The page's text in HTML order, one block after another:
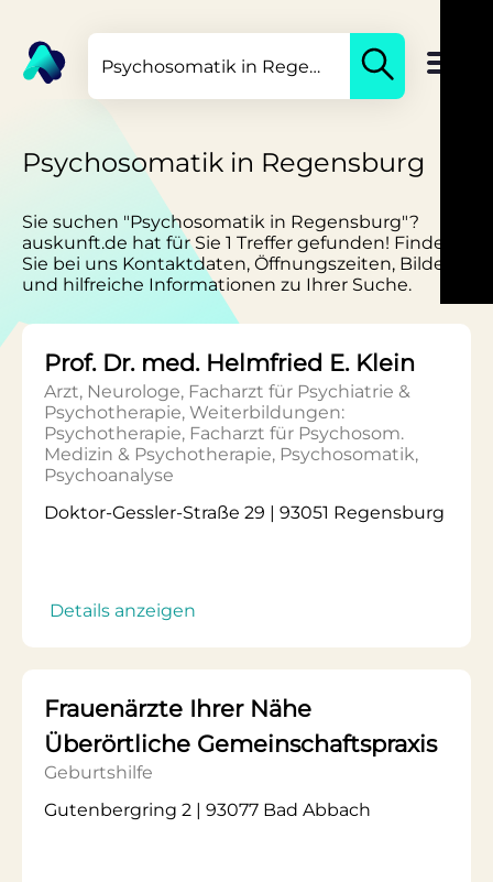
Psychosomatik in Regensburg
Sie suchen "Psychosomatik in Regensburg"?
auskunft.de hat für Sie 1 Treffer gefunden! Finden
Sie bei uns Kontaktdaten, Öffnungszeiten, Bilder
und hilfreiche Informationen zu Ihrer Suche.
Prof. Dr. med. Helmfried E. Klein
Arzt, Neurologe, Facharzt für Psychiatrie &
Psychotherapie, Weiterbildungen:
Psychotherapie, Facharzt für Psychosom.
Medizin & Psychotherapie, Psychosomatik,
Psychoanalyse
Doktor-Gessler-Straße 29 | 93051 Regensburg
Details anzeigen
Frauenärzte Ihrer Nähe
Überörtliche Gemeinschaftspraxis
Geburtshilfe
Gutenbergring 2 | 93077 Bad Abbach